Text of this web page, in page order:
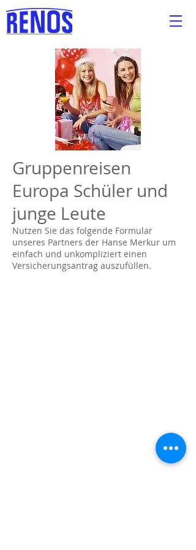
Gruppenreisen
Europa Schüler und
junge Leute
Nutzen Sie das folgende Formular
unseres Partners der Hanse Merkur um
einfach und unkompliziert einen
Versicherungsantrag auszufüllen.